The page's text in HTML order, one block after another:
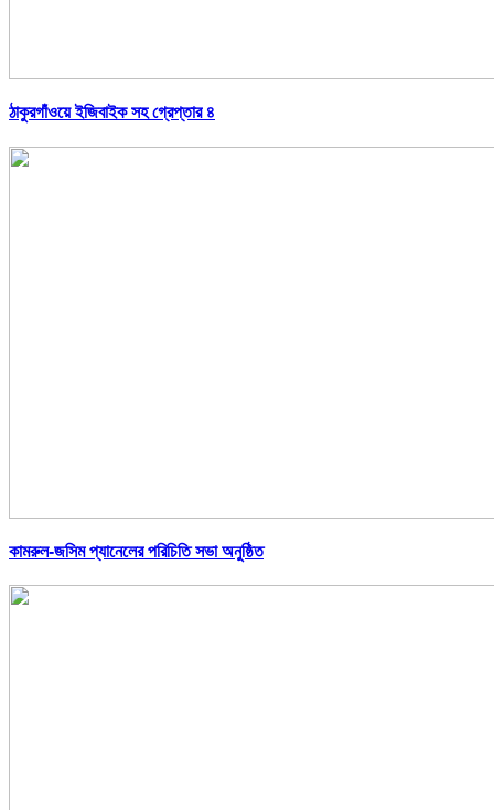
ঠাকুরগাঁওয়ে ইজিবাইক সহ গ্রেপ্তার ৪
কামরুল-জসিম প্যানেলের পরিচিতি সভা অনুষ্ঠিত